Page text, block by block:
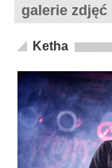
galerie zdjęć
Ketha